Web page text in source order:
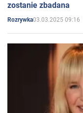
zostanie zbadana
Rozrywka03.03.2025 09:16